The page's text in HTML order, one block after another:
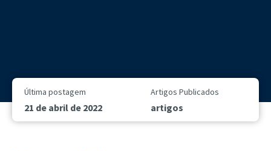
Última postagem
21 de abril de 2022
Artigos Publicados
artigos